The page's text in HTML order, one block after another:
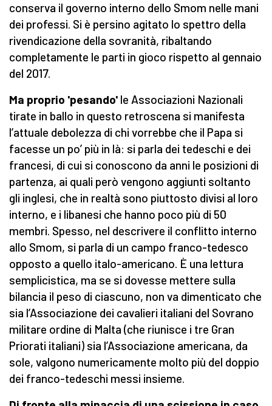
conserva il governo interno dello Smom nelle mani
dei professi. Si è persino agitato lo spettro della
rivendicazione della sovranità, ribaltando
completamente le parti in gioco rispetto al gennaio
del 2017.
Ma proprio 'pesando' le Associazioni Nazionali
tirate in ballo in questo retroscena si manifesta
l’attuale debolezza di chi vorrebbe che il Papa si
facesse un po’ più in là: si parla dei tedeschi e dei
francesi, di cui si conoscono da anni le posizioni di
partenza, ai quali però vengono aggiunti soltanto
gli inglesi, che in realtà sono piuttosto divisi al loro
interno, e i libanesi che hanno poco più di 50
membri. Spesso, nel descrivere il conflitto interno
allo Smom, si parla di un campo franco-tedesco
opposto a quello italo-americano. È una lettura
semplicistica, ma se si dovesse mettere sulla
bilancia il peso di ciascuno, non va dimenticato che
sia l’Associazione dei cavalieri italiani del Sovrano
militare ordine di Malta (che riunisce i tre Gran
Priorati italiani) sia l’Associazione americana, da
sole, valgono numericamente molto più del doppio
dei franco-tedeschi messi insieme.